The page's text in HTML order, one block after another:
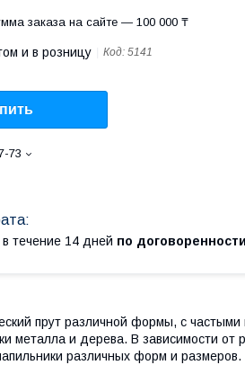
заказа на сайте — 100 000 ₸
и в розницу Код: 5141
73
в течение 14 дней по договоренности
прут различной формы, с частыми
металла и дерева. В зависимости от
различных форм и размеров.